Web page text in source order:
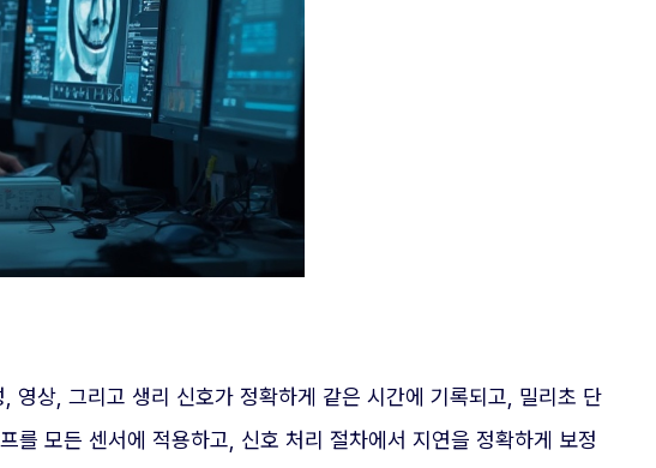
영상, 그리고 생리 신호가 정확하게 같은 시간에 기록되고, 밀리초 단
를 모든 센서에 적용하고, 신호 처리 절차에서 지연을 정확하게 보정